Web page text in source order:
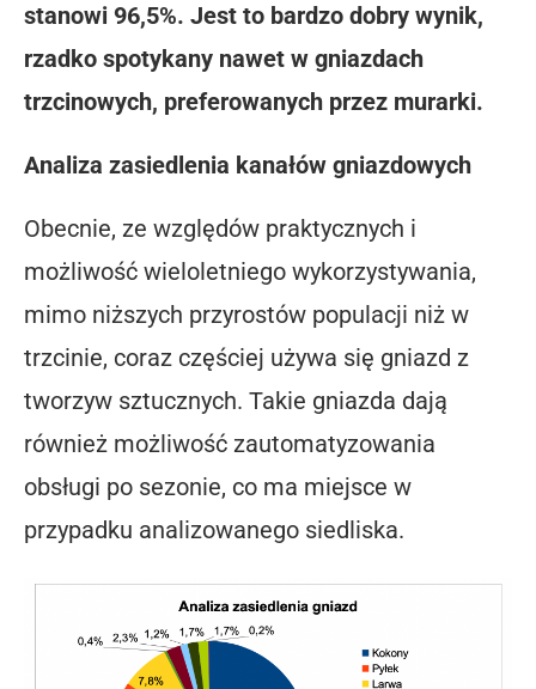
stanowi 96,5%. Jest to bardzo dobry wynik,
rzadko spotykany nawet w gniazdach
trzcinowych, preferowanych przez murarki.
Analiza zasiedlenia kanałów gniazdowych
Obecnie, ze względów praktycznych i
możliwość wieloletniego wykorzystywania,
mimo niższych przyrostów populacji niż w
trzcinie, coraz częściej używa się gniazd z
tworzyw sztucznych. Takie gniazda dają
również możliwość zautomatyzowania
obsługi po sezonie, co ma miejsce w
przypadku analizowanego siedliska.